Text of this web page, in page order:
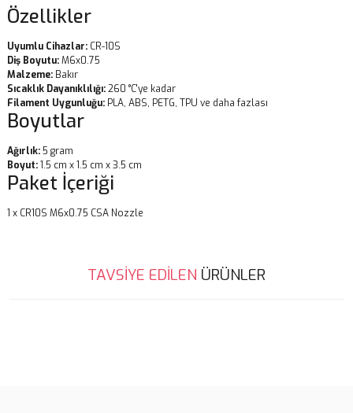
Özellikler
Uyumlu Cihazlar: CR-10S
Diş Boyutu:M6x0.75
Malzeme: Bakır
Sıcaklık Dayanıklılığı:260 °C'ye kadar
Filament Uygunluğu: PLA, ABS, PETG, TPU ve daha fazlası
Boyutlar
Ağırlık:5 gram
Boyut:1.5 cm x 1.5 cm x 3.5 cm
Paket İçeriği
1 x CR10S M6x0.75 CSA Nozzle
Bu ürünün fiyat bilgisi, resim, ürün açıklamalarında ve diğer
konularda yetersiz gördüğünüz noktaları öneri formunu kullanarak
TAVSİYE EDİLEN ÜRÜNLER